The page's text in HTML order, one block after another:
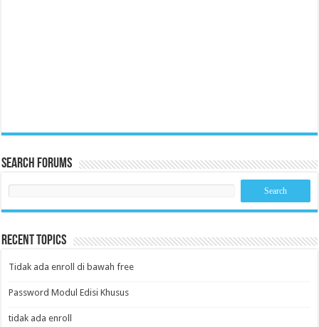
Search Forums
Recent Topics
Tidak ada enroll di bawah free
Password Modul Edisi Khusus
tidak ada enroll